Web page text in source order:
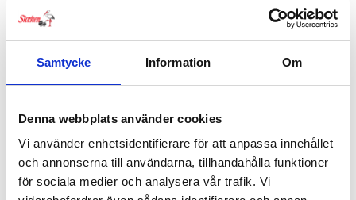
Samtycke Information Om
Denna webbplats använder cookies
Vi använder enhetsidentifierare för att anpassa innehållet
och annonserna till användarna, tillhandahålla funktioner
för sociala medier och analysera vår trafik. Vi